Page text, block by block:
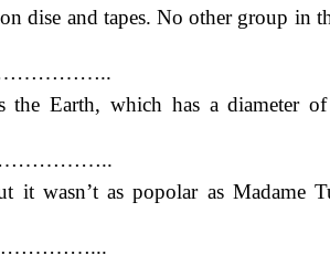
dise and tapes. No other group in
the Earth, which has a diameter
wasn’t as popolar as Madame